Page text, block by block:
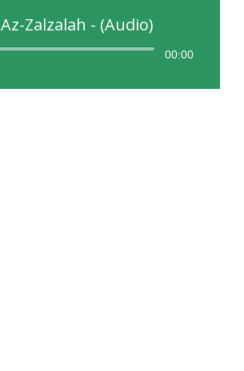
Az-Zalzalah - (Audio)
00:00